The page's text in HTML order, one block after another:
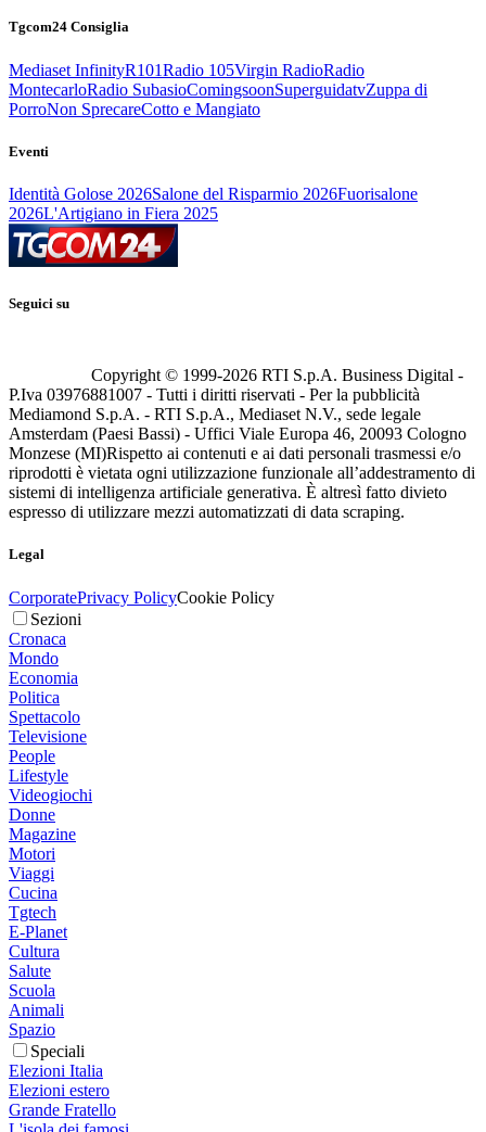
Tgcom24 Consiglia
Mediaset InfinityR101Radio 105Virgin RadioRadio
MontecarloRadio SubasioComingsoonSuperguidatvZuppa di
PorroNon SprecareCotto e Mangiato
Eventi
Identità Golose 2026Salone del Risparmio 2026Fuorisalone
2026L'Artigiano in Fiera 2025
Seguici su
Copyright © 1999-2026 RTI S.p.A. Business Digital -
P.Iva 03976881007 - Tutti i diritti riservati - Per la pubblicità
Mediamond S.p.A. - RTI S.p.A., Mediaset N.V., sede legale
Amsterdam (Paesi Bassi) - Uffici Viale Europa 46, 20093 Cologno
Monzese (MI)Rispetto ai contenuti e ai dati personali trasmessi e/o
riprodotti è vietata ogni utilizzazione funzionale all’addestramento di
sistemi di intelligenza artificiale generativa. È altresì fatto divieto
espresso di utilizzare mezzi automatizzati di data scraping.
Legal
CorporatePrivacy PolicyCookie Policy
Sezioni
Cronaca
Mondo
Economia
Politica
Spettacolo
Televisione
People
Lifestyle
Videogiochi
Donne
Magazine
Motori
Viaggi
Cucina
Tgtech
E-Planet
Cultura
Salute
Scuola
Animali
Spazio
Speciali
Elezioni Italia
Elezioni estero
Grande Fratello